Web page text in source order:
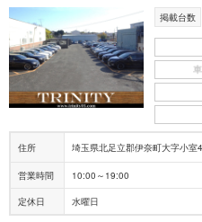
掲載台数
住所 埼玉県北足立郡伊奈町大字小室
営業時間 10:00～19:00
定休日 水曜日